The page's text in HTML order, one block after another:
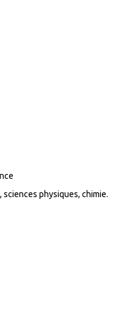
physiques, chimie.